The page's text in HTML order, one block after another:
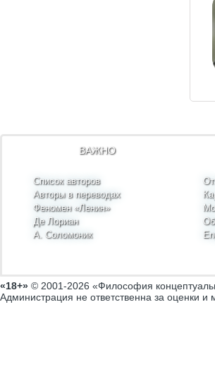
ВАЖНО
Список авторов
Авторы в переводах
Феномен «Ленин»
Де Лориан
А. Соломоник
«18+» © 2001-2026 «Философия
Администрация не ответственна за оценки и